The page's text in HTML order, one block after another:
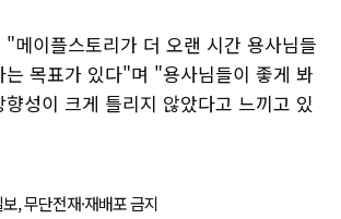
메이플스토리가 더 오랜 시간 용사님들
는 목표가 있다"며 "용사님들이 좋게 봐
성이 크게 틀리지 않았다고 느끼고 있
, 무단전재·재배포 금지